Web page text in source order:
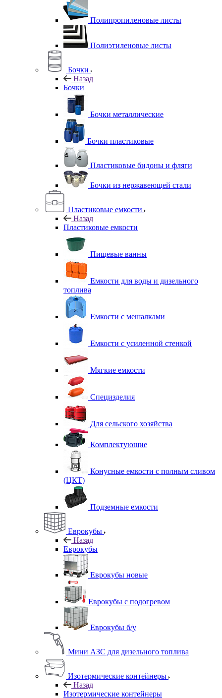
Полипропиленовые листы
Полиэтиленовые листы
Бочки
Назад
Бочки
Бочки металлические
Бочки пластиковые
Пластиковые бидоны и фляги
Бочки из нержавеющей стали
Пластиковые емкости
Назад
Пластиковые емкости
Пищевые ванны
Емкости для воды и дизельного
топлива
Емкости с мешалками
Емкости с усиленной стенкой
Мягкие емкости
Специзделия
Для сельского хозяйства
Комплектующие
Конусные емкости с полным сливом
(ЦКТ)
Подземные емкости
Еврокубы
Назад
Еврокубы
Еврокубы новые
Еврокубы с подогревом
Еврокубы б/у
Мини АЗС для дизельного топлива
Изотермические контейнеры
Назад
Изотермические контейнеры